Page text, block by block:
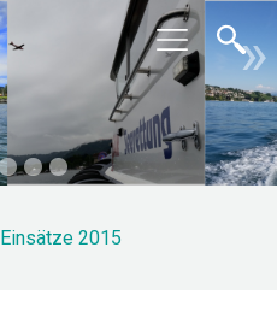
»
Einsätze 2015